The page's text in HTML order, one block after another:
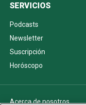
SERVICIOS
Podcasts
Newsletter
Suscripción
Horóscopo
Acerca de nosotros